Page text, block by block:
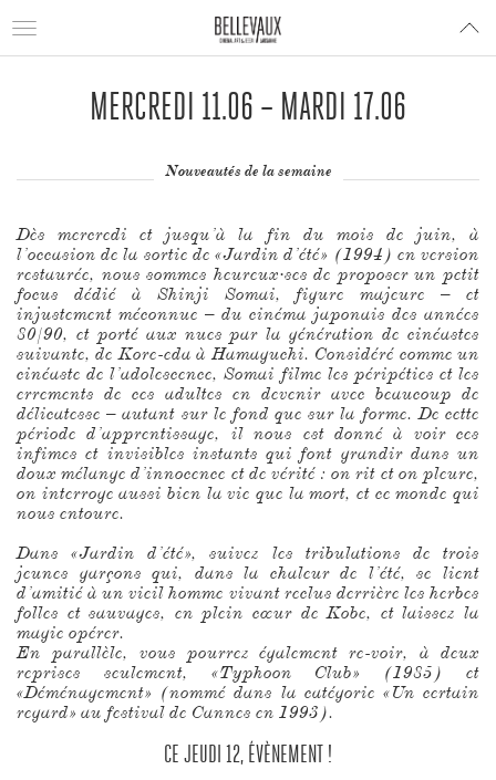
Toggle
MERCREDI 11.06 – MARDI 17.06
Nouveautés de la semaine
Dès mercredi et jusqu’à la fin du mois de juin, à
l’occasion de la sortie de «Jardin d’été» (1994) en version
restaurée, nous sommes heureux·ses de proposer un petit
focus dédié à Shinji Somai, figure majeure – et
injustement méconnue – du cinéma japonais des années
80/90, et porté aux nues par la génération de cinéastes
suivante, de Kore-eda à Hamaguchi. Considéré comme un
cinéaste de l’adolescence, Somai filme les péripéties et les
errements de ces adultes en devenir avec beaucoup de
délicatesse – autant sur le fond que sur la forme. De cette
période d’apprentissage, il nous est donné à voir ces
infimes et invisibles instants qui font grandir dans un
doux mélange d’innocence et de vérité : on rit et on pleure,
on interroge aussi bien la vie que la mort, et ce monde qui
nous entoure.
Dans «Jardin d’été», suivez les tribulations de trois
jeunes garçons qui, dans la chaleur de l’été, se lient
d’amitié à un vieil homme vivant reclus derrière les herbes
folles et sauvages, en plein cœur de Kobe, et laissez la
magie opérer.
En parallèle, vous pourrez également re-voir, à deux
reprises seulement, «Typhoon Club» (1985) et
«Déménagement» (nommé dans la catégorie «Un certain
regard» au festival de Cannes en 1993).
CE JEUDI 12, ÉVÈNEMENT !